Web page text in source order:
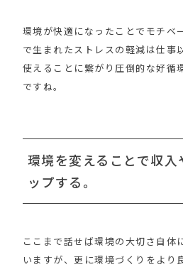
環境が快適になったことでモチベ
で生まれたストレスの軽減は仕事
使えることに繋がり圧倒的な好循
ですね。
環境を変えることで収
ップする。
ここまで話せば環境の大切さ自体
いますが、更に環境づくりをより